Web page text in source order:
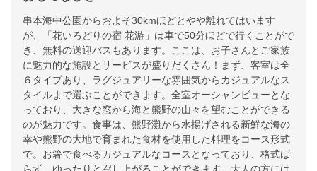
串本海中公園からおよそ30kmほどとやや離れてはいます
が、「花いろどりの宿 花游」は車で50分ほどで行くことがで
き、無料の送迎バスもあります。ここは、お子さんとご家族
に魅力的な施設とサービスが盛りだくさん！まず、客室は全
６タイプあり、ラグジュアリーな雰囲気からカジュアルなス
タイルまで選ぶことができます。全室オーシャンビューとな
っており、大きな窓から海と熊野の山々を望むことができる
のが魅力です。食事は、熊野灘から水揚げされる新鮮な海の
幸や熊野の大地で育まれた食材を使用した料理をコース形式
で。お箸で食べるカジュアルなコースとなっており、格式ば